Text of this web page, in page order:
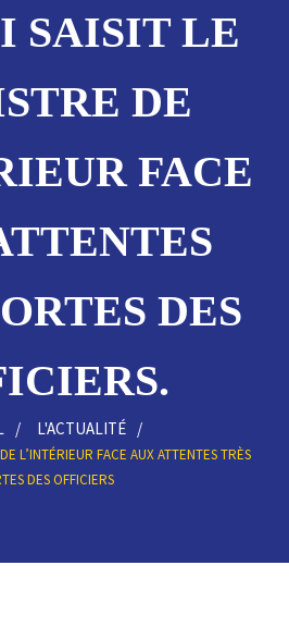
SAISIT LE
DE
FACE
DES
L'ACTUALITÉ
L’INTÉRIEUR FACE AUX ATTENTES TRÈS
DES OFFICIERS